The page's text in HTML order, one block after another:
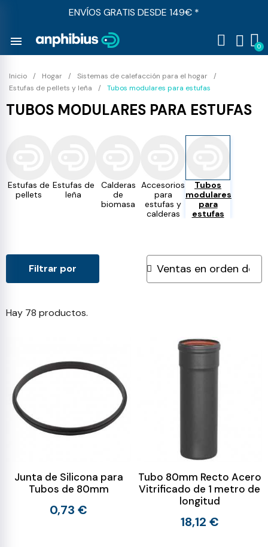
ENVÍOS GRATIS DESDE 149€ *
menu
Inicio Hogar
Sistemas de calefacción para el hogar
Estufas de pellets y leña
Tubos modulares para estufas
TUBOS MODULARES PARA ESTUFAS
Estufas de
pellets
Estufas de
leña
Calderas
de
biomasa
Accesorios
para
estufas y
calderas
Tubos
modulares
para
estufas
Hay 78 productos.
Filtrar por
Junta de Silicona para
Tubos de 80mm
0,73 €
Tubo 80mm Recto Acero
Vitrificado de 1 metro de
longitud
18,12 €